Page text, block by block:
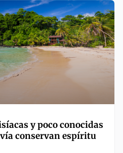
y poco conocidas
conservan espíritu